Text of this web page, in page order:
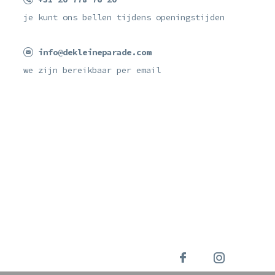
je kunt ons bellen tijdens openingstijden
info@dekleineparade.com
we zijn bereikbaar per email